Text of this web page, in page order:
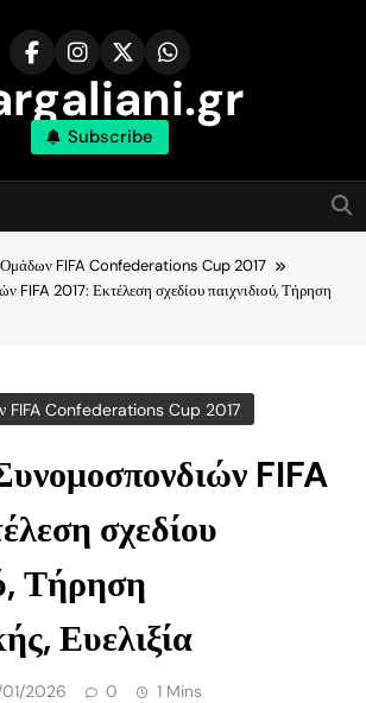
Subscribe
Ομάδων FIFA Confederations Cup 2017
FIFA 2017: Εκτέλεση σχεδίου παιχνιδιού, Τήρηση
FIFA Confederations Cup 2017
FIFA
σχεδίου
Τήρηση
Ευελιξία
01/2026 0 1 Mins